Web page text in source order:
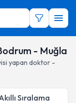
- Muğla
yapan doktor -
Sıralama